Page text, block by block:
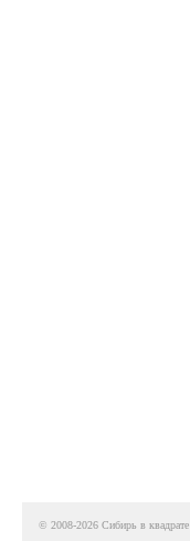
© 2008-2026 Сибирь в квадрате